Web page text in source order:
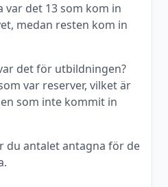
var det 13som kom in
medan resten kom in
det för utbildningen?
var reserver, vilket är
som inte kommit in
du antalet antagna för de